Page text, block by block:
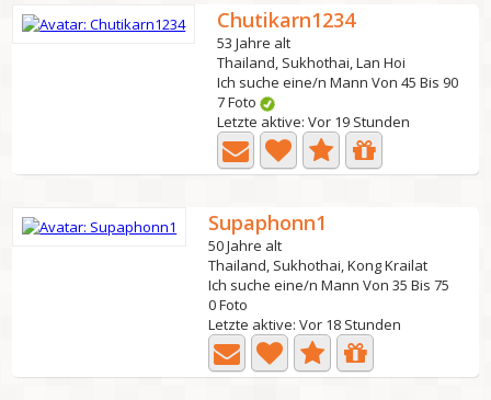
Chutikarn1234
53 Jahre alt
Thailand, Sukhothai, Lan Hoi
Ich suche eine/n Mann Von 45 Bis 90
7 Foto
Letzte aktive: Vor 19 Stunden
Supaphonn1
50 Jahre alt
Thailand, Sukhothai, Kong Krailat
Ich suche eine/n Mann Von 35 Bis 75
0 Foto
Letzte aktive: Vor 18 Stunden